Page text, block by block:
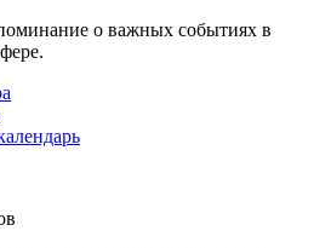
о важных событиях в